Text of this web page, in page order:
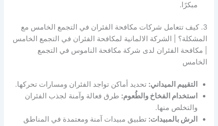
مبكرًا.
3. كيف تتعامل شركات مكافحة الفئران في التجمع الخامس مع
المشكلة؟ | الشركة الالمانية لمكافحة الفئران في التجمع الخامس
| مكافحة الفئران لدى شركة مكافحة الناموس في التجمع
الخامس
التقييم الميداني: تحديد أماكن تواجد الفئران ومسارات تحركها.
استخدام الفخاخ والطُعوم: طرق فعالة وآمنة لجذب الفئران
والتخلص منها.
الرش بالمبيدات: تطبيق مبيدات آمنة ومعتمدة في المناطق